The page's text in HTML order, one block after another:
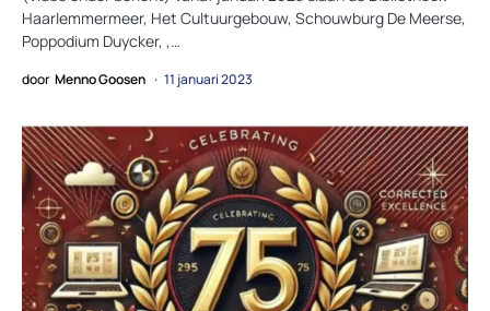
Haarlemmermeer, Het Cultuurgebouw, Schouwburg De Meerse,
Poppodium Duycker, ,…
door Menno Goosen 11 januari 2023